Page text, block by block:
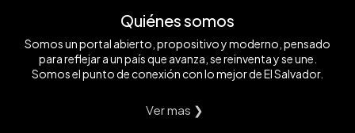
Quiénes somos
Somos un portal abierto, propositivo y moderno, pensado
para reflejar a un país que avanza, se reinventa y se une.
Somos el punto de conexión con lo mejor de El Salvador.
Ver mas ❯